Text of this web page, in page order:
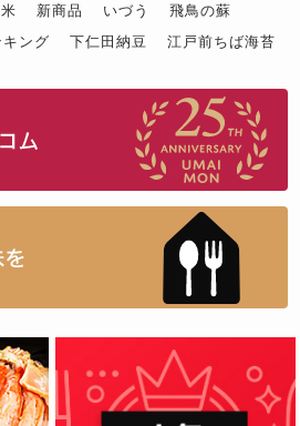
米 新商品 いづう
飛鳥の蘇
キング 下仁田納豆
江戸前ちば海苔